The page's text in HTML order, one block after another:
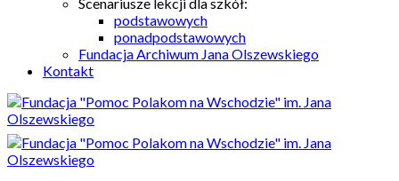
podstawowych
ponadpodstawowych
Fundacja Archiwum Jana Olszewskiego
Kontakt